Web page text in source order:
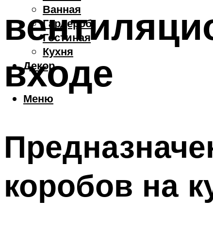
Ванная
Гардероб
Гостиная
Кухня
Декор
Меню
входе
коробов на